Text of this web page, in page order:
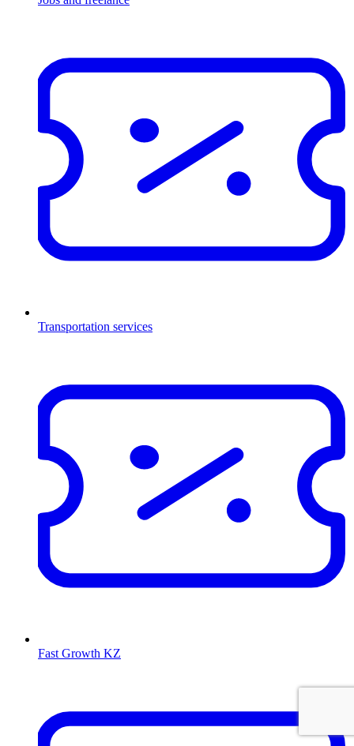
Transportation services
Fast Growth KZ